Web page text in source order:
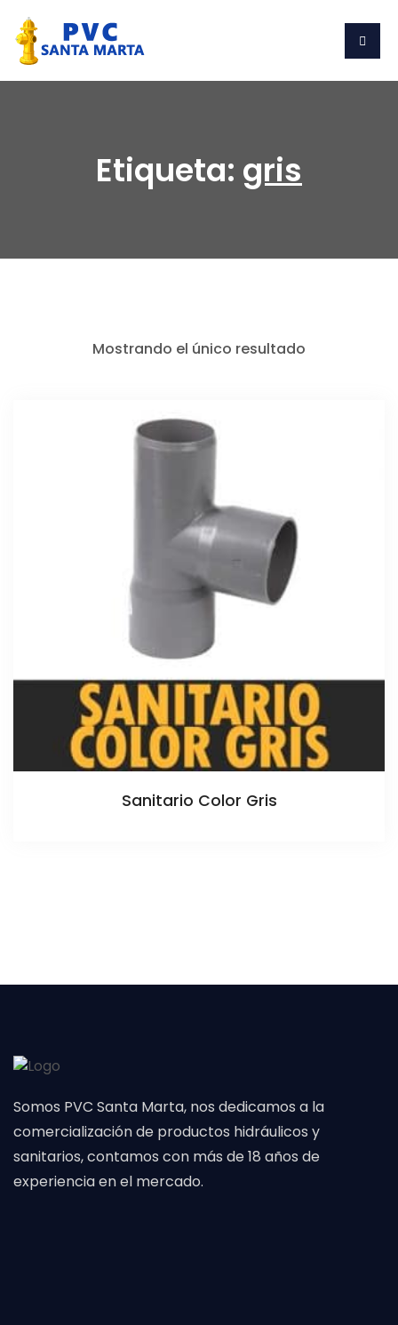
Etiqueta: gris
Mostrando el único resultado
Sanitario Color Gris
Somos PVC Santa Marta, nos dedicamos a la
comercialización de productos hidráulicos y
sanitarios, contamos con más de 18 años de
experiencia en el mercado.